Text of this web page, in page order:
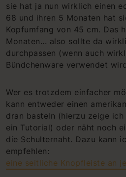
sie hat ja nun wirklich einen
68 und ihren 5 Monaten hat
Kopfumfang von 45 cm. Das
Monaten... also sollte da
durchpassen (wenn auch
Bündchenware verwendet
Wer es trotzdem einfacher
kann entweder einen
dran basteln (hierzu zeige ich
ein Tutorial) oder näht noch
die Schulternaht. Dazu kann
empfehlen:
eine seitliche Knopfleiste an